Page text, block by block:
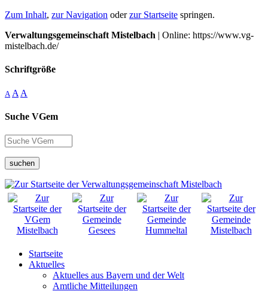
Zum Inhalt, zur Navigation oderzur Startseite springen.
Verwaltungsgemeinschaft Mistelbach | Online: https://www.vg-
mistelbach.de/
Schriftgröße
A A A
Suche VGem
suchen
Startseite
Aktuelles
Aktuelles aus Bayern und der Welt
Amtliche Mitteilungen